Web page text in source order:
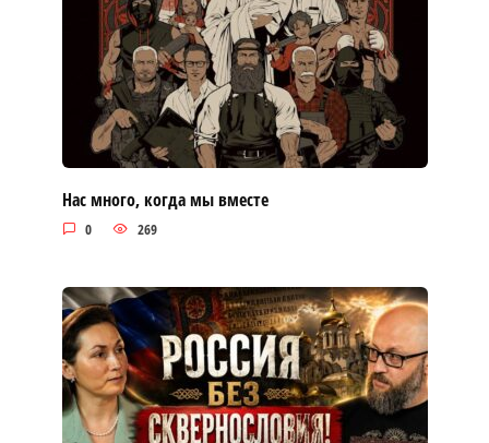
Нас много, когда мы вместе
0 269